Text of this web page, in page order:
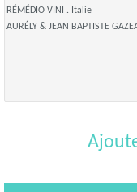
RÉMÉDIO VINI . Italie
AURÉLY & JEAN BAPTISTE